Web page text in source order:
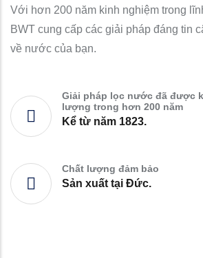
Với hơn 200 năm kinh nghiệm trong
BWT cung cấp các giải pháp đáng tin
về nước của bạn.
Giải pháp lọc nước đã được
lượng trong hơn 200 năm
Kể từ năm 1823.
Chất lượng đảm bảo
Sản xuất tại Đức.